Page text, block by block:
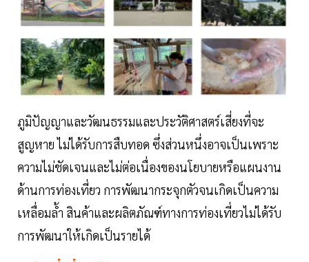
ภูมิปัญญาและวัฒนธรรมและประวัติศาสตร์เสี่ยงที่จะ
สูญหาย ไม่ได้รับการสืบทอด ซึ่งส่วนหนึ่งอาจเป็นเพราะ
ความไม่ชัดเจนและไม่ต่อเนื่องของนโยบายหรือแผนงาน
ด้านการท่องเที่ยว การพัฒนากระจุกตัวจนเกิดเป็นความ
เหลื่อมล้ำ สินค้าและผลิตภัณฑ์ทางการท่องเที่ยวไม่ได้รับ
การพัฒนาให้เกิดเป็นรายได้